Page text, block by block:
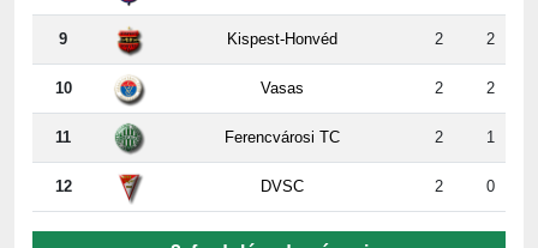
9 Kispest-Honvéd 2 2
10 Vasas 2 2
11 Ferencvárosi TC 2 1
12 DVSC 2 0